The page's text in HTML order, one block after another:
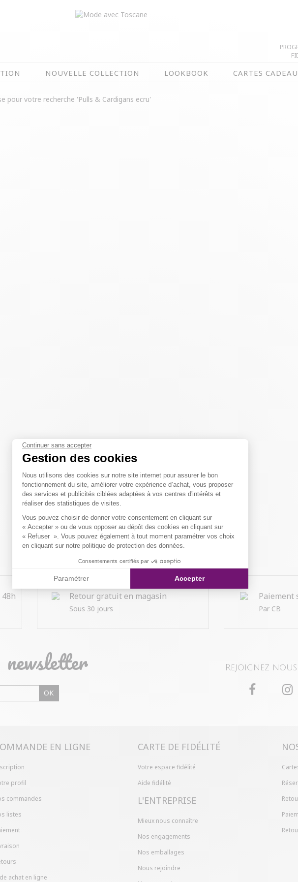
Continuer sans accepter
Gestion des cookies
Plateforme de Gestion du Consentement :
Nous utilisons des cookies sur notre site internet pour assurer le bon
fonctionnement du site, améliorer votre expérience d’achat, vous proposer
des services et publicités ciblées adaptées à vos centres d'intérêts et
réaliser des statistiques de visites.
Vous pouvez choisir de donner votre consentement en cliquant sur
« Accepter » ou de vous opposer au dépôt des cookies en cliquant sur
« Refuser ». Vous pouvez également à tout moment paramétrer vos choix
en cliquant sur notre politique de protection des données.
Consentements certifiés par
Paramétrer Accepter
NOUVELLE COLLECTION LOOKBOOK CARTES
EN CE MOMENT
pour votre recherche 'Pulls & Cardigans ecru'
Retour gratuit en magasin
Sous 30 jours
Paiement
Par CB
newsletter
OK
Rejoignez
EN LIGNE
profil
commandes
listes
achat en ligne
CARTE DE FIDÉLITÉ
Votre espace fidélité
Aide fidélité
L'ENTREPRISE
Mieux nous connaître
Nos engagements
Nos emballages
Nous rejoindre